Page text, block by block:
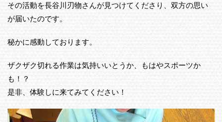
その活動を長谷川刃物さんが見つけてくださり、双方の思い
が届いたのです。
秘かに感動しております。
ザクザク切れる作業は気持いいとうか、もはやスポーツか
も！？
是非、体験しに来てみてください！